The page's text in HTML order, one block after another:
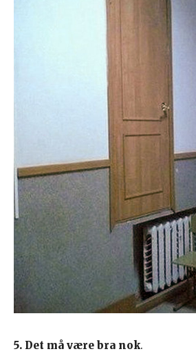
5. Det må være bra nok.